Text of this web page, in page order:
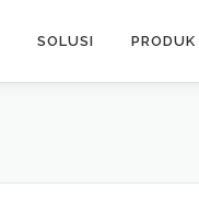
SOLUSI PRODUK